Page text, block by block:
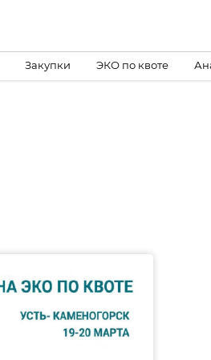
Закупки ЭКО по квоте